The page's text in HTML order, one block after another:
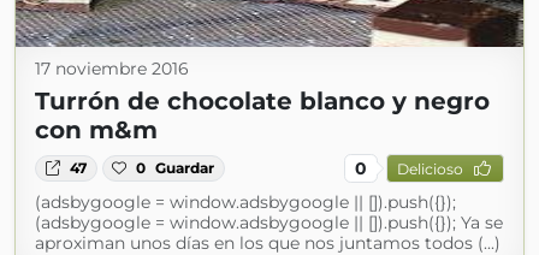
17 noviembre 2016
Turrón de chocolate blanco y negro
con m&m
47 0 Guardar 0 Delicioso
(adsbygoogle = window.adsbygoogle || []).push({});
(adsbygoogle = window.adsbygoogle || []).push({}); Ya se
aproximan unos días en los que nos juntamos todos (...)